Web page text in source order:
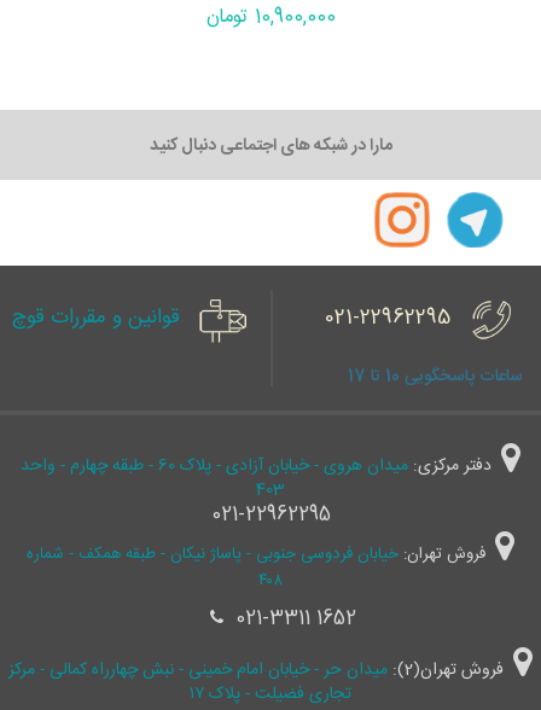
10,900,000 تومان
مارا در شبکه های اجتماعی دنبال کنید
021-22962295
ساعات پاسخگویی 10 تا 17
قوانین و مقررات قوچ
دفتر مرکزی:
میدان هروی - خیابان آزادی - پلاک 60 - طبقه چهارم - واحد
403
021-22962295
فروش تهران: خیابان فردوسی جنوبی - پاساژ نیکان - طبقه همکف - شماره
۴۰۸
021-3311 1652
فروش تهران(2):
میدان حر - خیابان امام خمینی - نبش چهارراه کمالی - مرکز
تجاری فضیلت - پلاک ۱۷